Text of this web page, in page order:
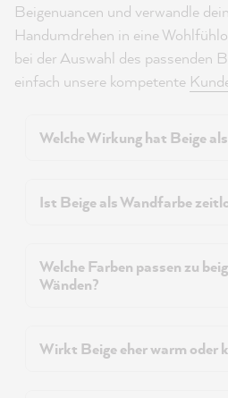
Beigenuancen und verwandle
Handumdrehen in eine
bei der Auswahl des passenden
einfach unsere kompetente
Welche Wirkung hat Beige
Ist Beige als Wandfarbe
Welche Farben passen zu
Wänden?
Wirkt Beige eher warm oder